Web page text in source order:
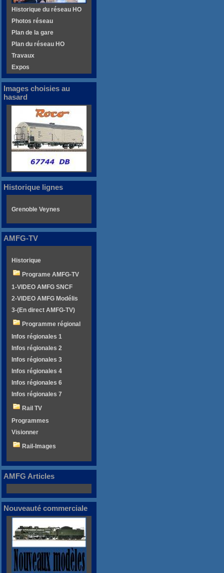
Historique du réseau HO
Photos réseau
Plan de la gare
Plan du réseau HO
Travaux
Expos
Images choisies au
hasard
Historique lignes
Grenoble Veynes
AMFG-TV
Historique
Programe AMFG-TV
1-VIDEO AMFG SNCF
2-VIDEO AMFG Modélis
3-(En direct AMFG-TV)
Programme régional
Infos régionales 1
Infos régionales 2
Infos régionales 3
Infos régionales 4
Infos régionales 6
Infos régionales 7
Rail TV
Programmes
Visionner
Rail-Images
AMFG Articles
Nouveauté commerciale